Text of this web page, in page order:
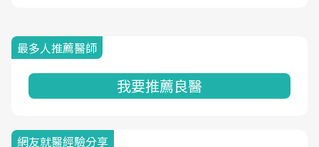
最多人推薦醫師
我要推薦良醫
網友就醫經驗分享